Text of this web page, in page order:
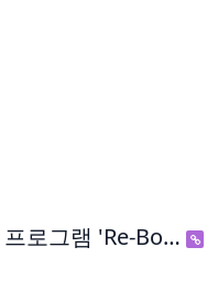
로그램 'Re-Bo…